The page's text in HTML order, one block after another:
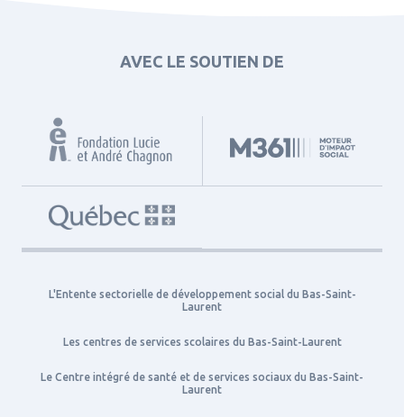
AVEC LE SOUTIEN DE
L'Entente sectorielle de développement social du Bas-Saint-
Laurent
Les centres de services scolaires du Bas-Saint-Laurent
Le Centre intégré de santé et de services sociaux du Bas-Saint-
Laurent